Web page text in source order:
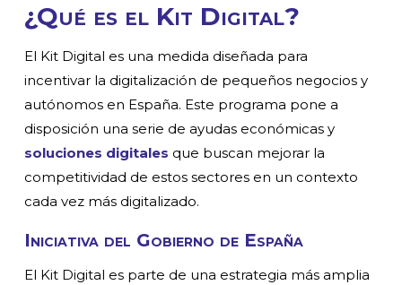
¿Qué es el Kit Digital?
El Kit Digital es una medida diseñada para
incentivar la digitalización de pequeños negocios y
autónomos en España. Este programa pone a
disposición una serie de ayudas económicas y
soluciones digitales que buscan mejorar la
competitividad de estos sectores en un contexto
cada vez más digitalizado.
Iniciativa del Gobierno de España
El Kit Digital es parte de una estrategia más amplia